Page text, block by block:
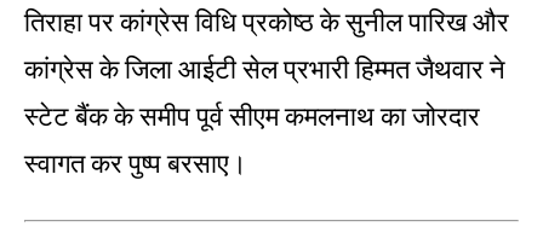
तिराहा पर कांग्रेस विधि प्रकोष्ठ के सुनील पारिख और
कांग्रेस के जिला आईटी सेल प्रभारी हिम्मत जैथवार ने
स्टेट बैंक के समीप पूर्व सीएम कमलनाथ का जोरदार
स्वागत कर पुष्प बरसाए।